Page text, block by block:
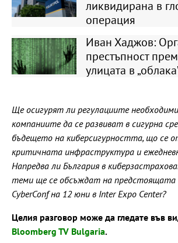
ликвидирана в
операция
Иван Хаджов:
престъпност
улицата в
Ще осигурят ли регулациите
компаниите да се развиват в сигурна
бъдещето на киберсигурността, що се
критичната инфраструктура и
Напредва ли България в
теми ще се обсъждат на предстоящата
CyberConf на 12 юни в Inter Expo Center?
Целия разговор може да гледате във
Bloomberg TV Bulgaria.